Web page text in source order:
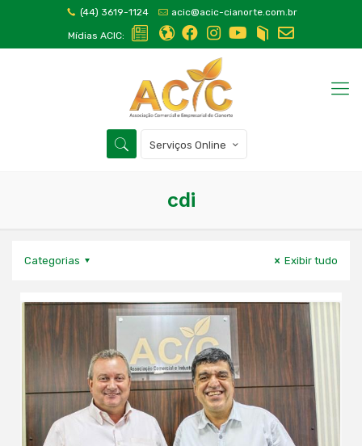
(44) 3619-1124 acic@acic-cianorte.com.br
Mídias ACIC:
Serviços Online
cdi
Categorias Exibir tudo